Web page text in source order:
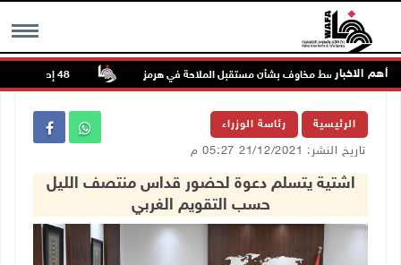
MENU أهم الاخبار
الصعود وسط مخاوف بشأن مستقبل الملاحة في هرمز
الرئيسية رئاسة الوزراء
تاريخ النشر: 21/12/2021 05:27 م
اشتية يتسلم دعوة لحضور قداس منتصف الليل
حسب التقويم الغربي